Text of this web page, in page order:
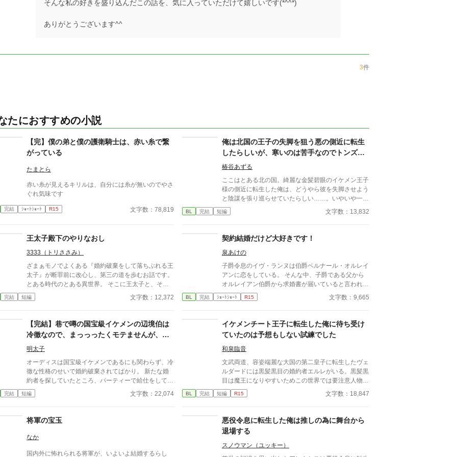
そんな私の好きを盛り込んだこの話を、気に入っていただけて嬉しいです(*^^*)
ありがとうございます^^
3件
たにおすすめの小説
【完】僕の弟と僕の護衛騎士は、赤い糸で繋
がっている
たまとら
赤い糸が見えるキリルは、自分には糸が無いのでやさ
ぐれ気味です
完結 ｼｮｰﾄｼｮｰﾄ R15 文字数：78,819
俺は北国の王子の失脚を狙う悪の側近に転生
したらしいが、寒いのは苦手なのでトンズラ
します
椿谷あずる
ここはとある北の国。綺麗な金髪碧眼のイケメン王子
様の側近に転生した俺は、どうやら彼を失脚させよう
と陰謀を張り巡らせていたらしい……。いやいや一切
興味がないし！寒いところ嫌いだし！よし、やめよ
う！ こうして俺は逃亡することに決めた。
BL 完結 短編 文字数：13,832
王太子殿下のやりなおし
3333（トリささみ）
ざまぁモノでよくある『婚約破棄をして落ちぶれる王
太子』が断罪前に改心し、第三の道を歩むお話です。
とある時代のとある異世界。 そこに王太子と、その
婚約者の公爵令嬢と、男爵令嬢がいた。 公爵令嬢は
周囲から尊敬され愛される素晴らしい女性だが、王太
令嬢と知り合い、ふたりはどんどん関係を深めてい
き、やがては愛し合う仲になった。 そんなあると
き、男爵令嬢が自身が受けている公爵令嬢のイジメ
を、王太子に打ち明けた。 王太子は驚いて激怒し、
学園の卒業パーティーで公爵令嬢を断罪し婚約破棄す
ることを、男爵令嬢に約束する。 王太子は喜び、舞
い上がっていた。 これで公爵令嬢との縁を断ち切っ
て、彼女と結ばれる！ 僕はやっと幸せを手に入れら
れるんだ！ 「いいやその幸せ、間違いなく破綻する
完結 短編 文字数：12,372
契約結婚だけど大好きです！
泉あけの
子爵令息のイヴ・ランヌは伯爵ベルナール・オルレイ
アンに恋をしている。 そんな中、子爵である父から
オルレイアン伯爵から求婚書が届いていると言われ
た。 片思いをしていたイヴは憧れのベルナール様が
求婚をしてくれたと大喜び。 しかしこの結婚は両家
走してベルナール様に迷惑がかからないようにと距離
を取ることに決めた。 ...... 「俺と一緒に散歩に行かな
いか、綺麗な花が庭園に咲いているんだ」 彼はそ
う言って僕に手を差し伸べてくれた。 「すみませ
ん。僕はこれから用事があるので」 本当はベルナ
ール様の手を取ってしまいたい。でも我慢しなくち
ゃ。この想いに蓋をしなくては。 この結婚は契約
だ。僕がどんなに彼を好きでも僕達が通じ合うことは
ないのだから。 ※小説家になろうにも掲載しており
BL 完結 ｼｮｰﾄｼｮｰﾄ R15 文字数：9,665
【完結】巷で噂の国宝級イケメンの辺境伯は
冷徹なので、まっっったくモテませんが、こ
の度婚約者ができました。
明太子
オーディスは国宝級イケメンであるにも関わらず、冷
徹な性格のせいで婚約破棄されてばかり。 新たな婚
約者を探していたところ、パーティーで給仕をしてい
た貧乏貴族の次男セシルと出会い、一目惚れしてしま
う。 しかし、恋愛偏差値がほぼ０のオーディスのア
の邪魔が入るわとセシルとの距離は縮まったり遠ざか
オーディスと元気だけどおっちょこちょいなセシルの
完結 短編 文字数：22,074
イケメンチート王子に転生した俺に待ち受け
ていたのは予想もしない試練でした
和泉臨音
文武両道、容姿端麗な大国の第二皇子に転生したヴェ
ルダードには黒髪黒目の婚約者エルレがいる。黒髪黒
目は魔王になりやすいためこの世界では要注意人物と
して国家で保護する存在だが、元日本人のヴェルダー
ドからすれば黒色など気にならない。努力家で真面目
ではなぜか二人の関係に壁を感じるようになった。
そんなある日、エルレの弟レイリーからエルレの不貞
を告げられる。不安を感じたヴェルダードがエルレの
屋敷に赴くと、屋敷から火の手があがっており……。
＊ 金髪青目イケメンチート転生者皇子 × 黒髪黒目平
BL 完結 短編 R15 文字数：18,847
将軍の宝玉
なか
国内外に怖れられる将軍が、いよいよ結婚するらし
悪役令息に転生した俺は推しの為に舞台から
退場する
スノウマン（ユッキー）